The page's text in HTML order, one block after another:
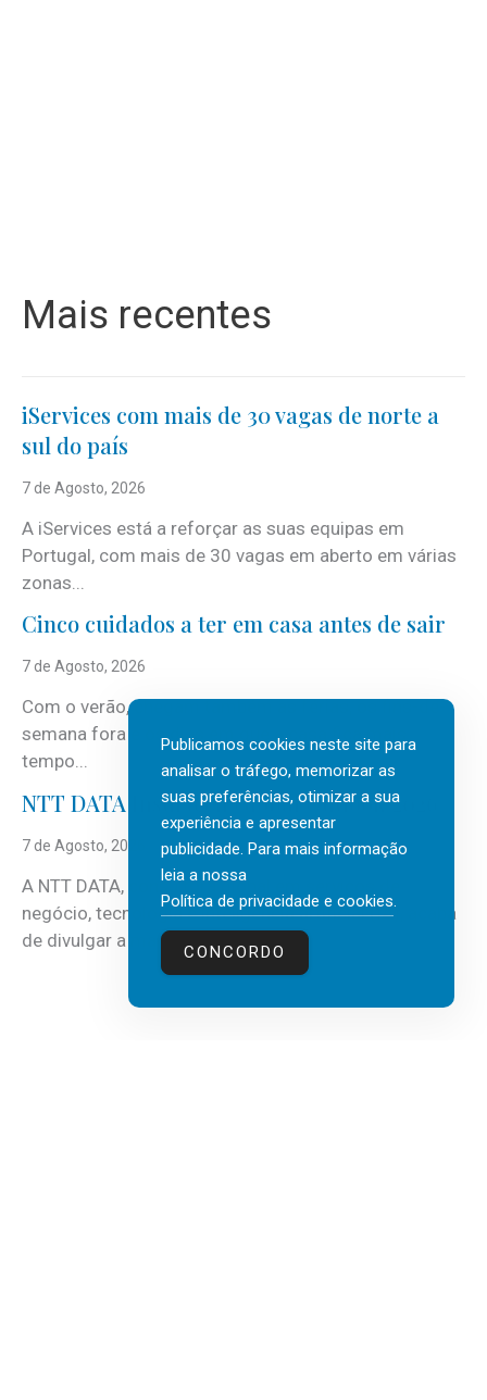
Mais recentes
iServices com mais de 30 vagas de norte a
sul do país
7 de Agosto, 2026
A iServices está a reforçar as suas equipas em
Portugal, com mais de 30 vagas em aberto em várias
zonas...
Cinco cuidados a ter em casa antes de sair
7 de Agosto, 2026
Com o verão, chegam também as férias, os fins-de-
semana fora e os dias em que a casa fica mais
tempo...
NTT DATA Insurtech Global Outlook 2026
7 de Agosto, 2026
A NTT DATA, consultora global em serviços de
negócio, tecnologia e inteligência artificial (IA), acaba
de divulgar a mais recente...
Publicamos cookies neste site para
analisar o tráfego, memorizar as
suas preferências, otimizar a sua
experiência e apresentar
publicidade. Para mais informação
leia a nossa
Política de privacidade e cookies.
CONCORDO